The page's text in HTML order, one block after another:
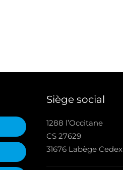
Siège social
1288 l’Occitane
CS 27629
31676 Labège Cedex